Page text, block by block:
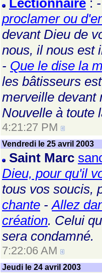
Lectionnaire :
proclamer ou
devant Dieu de
nous, il nous est
- Que le dise la
les bâtisseurs
merveille
Nouvelle à toute
4:21:27 PM
Vendredi le 25 avril 2003
Saint Marc
Dieu, pour qu'il
tous vos soucis,
chante -Allez
création. Celui
sera condamné.
7:22:06 AM
Jeudi le 24 avril 2003